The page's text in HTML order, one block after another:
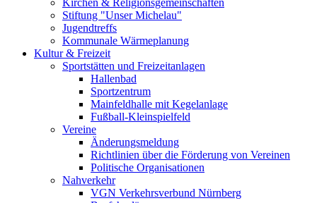
Kirchen & Religionsgemeinschaften
Stiftung "Unser Michelau"
Jugendtreffs
Kommunale Wärmeplanung
Kultur & Freizeit
Sportstätten und Freizeitanlagen
Hallenbad
Sportzentrum
Mainfeldhalle mit Kegelanlage
Fußball-Kleinspielfeld
Vereine
Änderungsmeldung
Richtlinien über die Förderung von Vereinen
Politische Organisationen
Nahverkehr
VGN Verkehrsverbund Nürnberg